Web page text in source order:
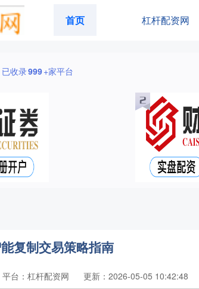
首页 杠杆配资网
已收录999+家平台
复制交易策略指南
平台：杠杆配资网 更新：2026-05-05 10:42:48